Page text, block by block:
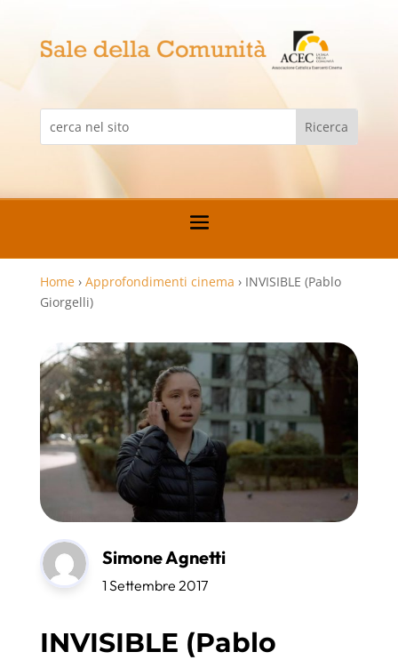
Home › Approfondimenti cinema › INVISIBLE (Pablo
Giorgelli)
Simone Agnetti
1 Settembre 2017
INVISIBLE (Pablo